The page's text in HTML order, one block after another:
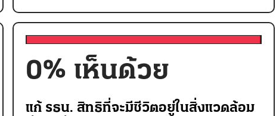
0% เห็นด้วย
แก้ รธน. สิทธิที่จะมีชีวิตอยู่ในสิ่งแวดล้อม